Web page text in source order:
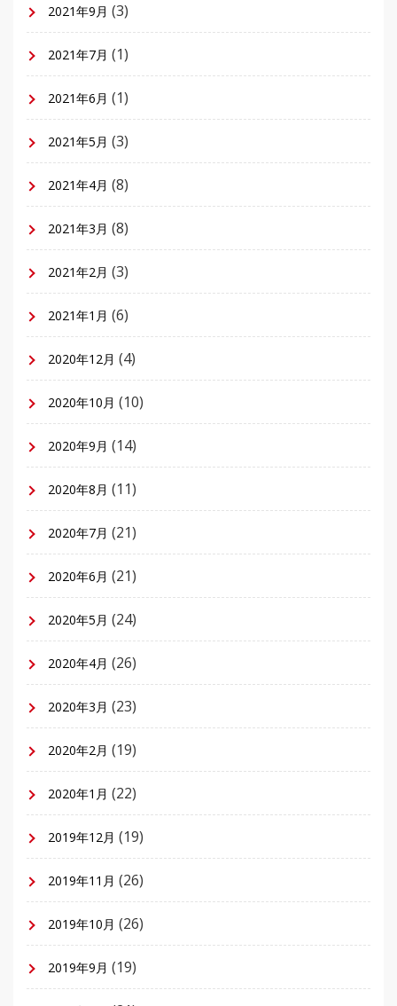
2021年9月 (3)
2021年7月 (1)
2021年6月 (1)
2021年5月 (3)
2021年4月 (8)
2021年3月 (8)
2021年2月 (3)
2021年1月 (6)
2020年12月 (4)
2020年10月 (10)
2020年9月 (14)
2020年8月 (11)
2020年7月 (21)
2020年6月 (21)
2020年5月 (24)
2020年4月 (26)
2020年3月 (23)
2020年2月 (19)
2020年1月 (22)
2019年12月 (19)
2019年11月 (26)
2019年10月 (26)
2019年9月 (19)